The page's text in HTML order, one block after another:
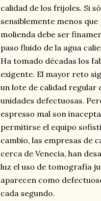
calidad de los frijoles. Si
sensiblemente menos
molienda debe ser
paso fluido de la agua
Ha tomado décadas los
exigente. El mayor reto
un lote de calidad regular
unidades defectuosas.
espresso mal son
permitirse el equipo
cambio, las empresas de
cerca de Venecia, han
luz el uso de tomografía
aparecen como
cada segundo.